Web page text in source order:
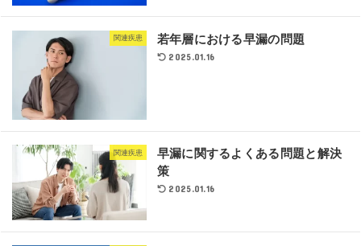
関連疾患 若年層における早漏の問題
2025.01.16
関連疾患
早漏に関するよくある問題と解決
策
2025.01.16